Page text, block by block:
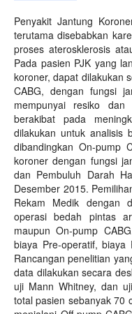
Penyakit Jantung
terutama disebabkan
proses aterosklerosis
Pada pasien PJK yang
koroner, dapat dilakukan
CABG, dengan fungsi
mempunyai resiko
berakibat pada
dilakukan untuk analisis
dibandingkan On-pump
koroner dengan fungsi
dan Pembuluh Darah
Desember 2015.
Rekam Medik dengan
operasi bedah pintas
maupun On-pump
biaya Pre-operatif, biaya
Rancangan penelitian
data dilakukan secara
uji Mann Whitney, dan
total pasien sebanyak 70